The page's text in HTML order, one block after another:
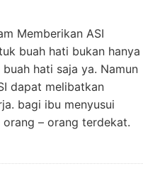
Memberikan ASI
buah hati bukan hanya
hati saja ya. Namun
dapat melibatkan
bagi ibu menyusui
– orang terdekat.